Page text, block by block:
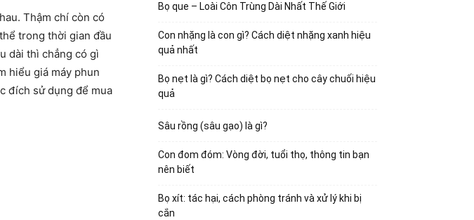
Thậm chí còn có
trong thời gian đầu
dài thì chẳng có gì
hiểu giá máy phun
đích sử dụng để mua
Bọ que – Loài Côn Trùng Dài Nhất Thế Giới
Con nhặng là con gì? Cách diệt nhặng xanh hiệu
quả nhất
Bọ nẹt là gì? Cách diệt bọ nẹt cho cây chuối hiệu
quả
Sâu rồng (sâu gạo) là gì?
Con đom đóm: Vòng đời, tuổi thọ, thông tin bạn
nên biết
Bọ xít: tác hại, cách phòng tránh và xử lý khi bị
cắn